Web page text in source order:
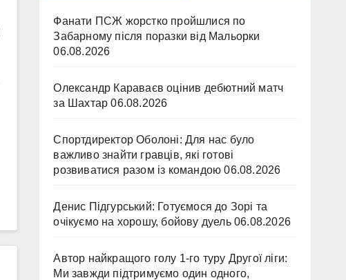
Фанати ПСЖ жорстко пройшлися по
Забарному після поразки від Мальорки
06.08.2026
Олександр Караваєв оцінив дебютний матч
за Шахтар 06.08.2026
Спортдиректор Оболоні: Для нас було
важливо знайти гравців, які готові
розвиватися разом із командою 06.08.2026
Денис Підгурський: Готуємося до Зорі та
очікуємо на хорошу, бойову дуель 06.08.2026
Автор найкращого голу 1-го туру Другої ліги:
Ми завжди підтримуємо один одного,